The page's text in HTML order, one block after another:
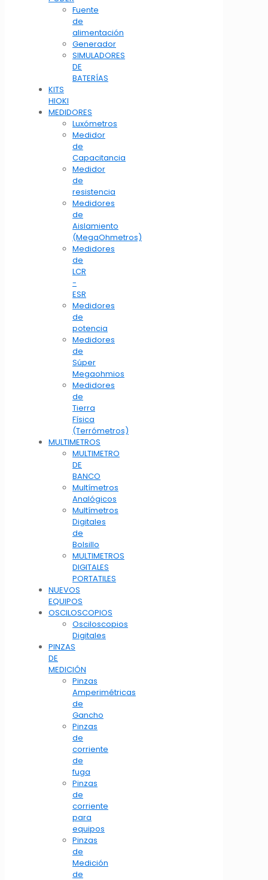
Fuente
de
alimentación
Generador
SIMULADORES
DE
BATERÍAS
KITS
HIOKI
MEDIDORES
Luxómetros
Medidor
de
Capacitancia
Medidor
de
resistencia
Medidores
de
Aislamiento
(MegaOhmetros)
Medidores
de
LCR
-
ESR
Medidores
de
potencia
Medidores
de
Súper
Megaohmios
Medidores
de
Tierra
Física
(Terrómetros)
MULTIMETROS
MULTIMETRO
DE
BANCO
Multímetros
Analógicos
Multímetros
Digitales
de
Bolsillo
MULTIMETROS
DIGITALES
PORTATILES
NUEVOS
EQUIPOS
OSCILOSCOPIOS
Osciloscopios
Digitales
PINZAS
DE
MEDICIÓN
Pinzas
Amperimétricas
de
Gancho
Pinzas
de
corriente
de
fuga
Pinzas
de
corriente
para
equipos
Pinzas
de
Medición
de